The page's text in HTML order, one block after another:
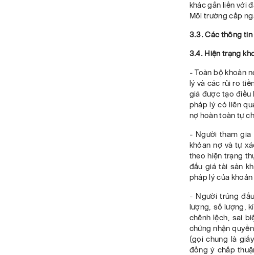
khác gắn liền với
Môi trường cấp
3.3.Các thông tin
3.4. Hiện trạng
- Toàn bộ khoản
lý và các rủi ro
giá được tạo điều
pháp lý có liên
nợ hoàn toàn tự
- Người tham gia
khỏan nợ và tự
theo hiện trạng
đấu giá tài sản
pháp lý của
- Người trúng
lượng, số lượng,
chênh lệch, sai
chứng nhận
(gọi chung là
đồng ý chấp